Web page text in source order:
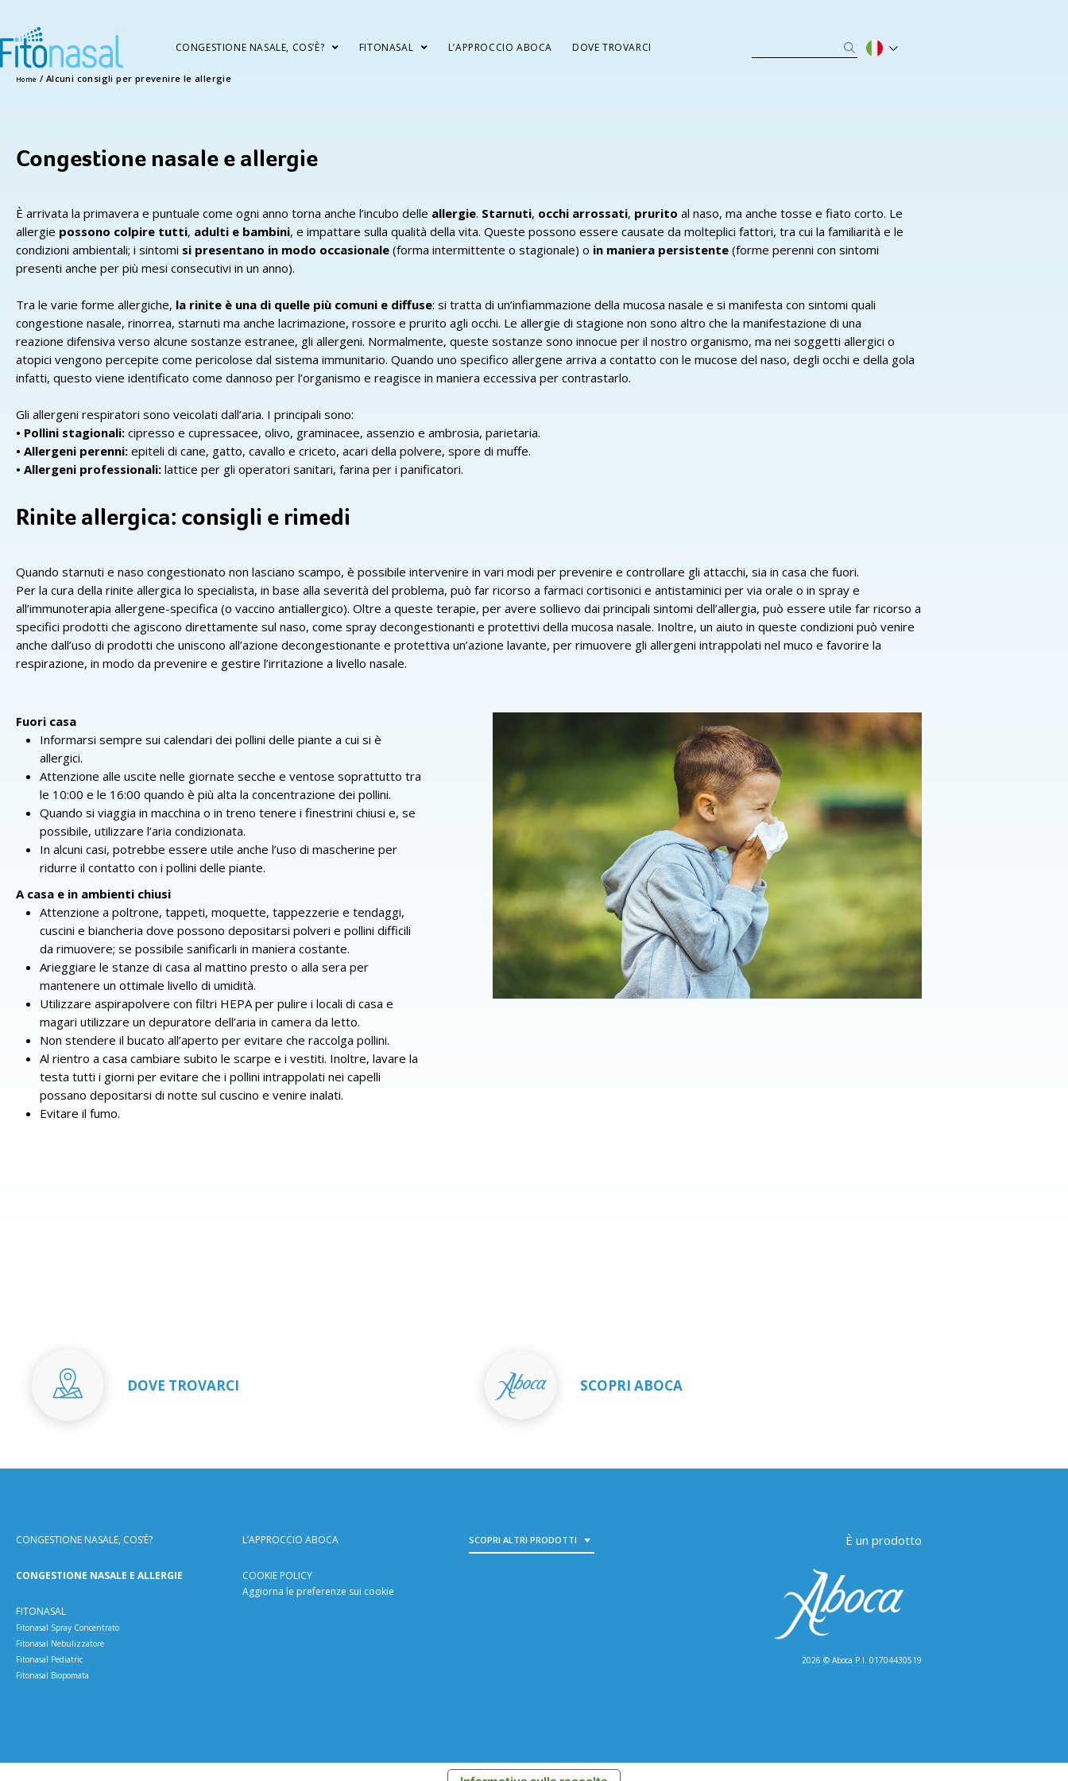
CONGESTIONE NASALE, COS’È?
CONGESTIONE NASALE E ALLERGIE
FITONASAL L’APPROCCIO ABOCA DOVE TROVARCI
CONGESTIONE NASALE, COS’È?
L’APPROCCIO ABOCA
Home / Alcuni consigli per prevenire le allergie
Congestione nasale e allergie
È arrivata la primavera e puntuale come ogni anno torna anche l’incubo delle allergie. Starnuti, occhi arrossati, prurito al naso, ma anche tosse e fiato corto. Le
allergie possono colpire tutti, adulti e bambini, e impattare sulla qualità della vita. Queste possono essere causate da molteplici fattori, tra cui la familiarità e le
condizioni ambientali; i sintomi si presentano in modo occasionale (forma intermittente o stagionale) o in maniera persistente (forme perenni con sintomi
presenti anche per più mesi consecutivi in un anno).
Tra le varie forme allergiche, la rinite è una di quelle più comuni e diffuse: si tratta di un’infiammazione della mucosa nasale e si manifesta con sintomi quali
congestione nasale, rinorrea, starnuti ma anche lacrimazione, rossore e prurito agli occhi. Le allergie di stagione non sono altro che la manifestazione di una
reazione difensiva verso alcune sostanze estranee, gli allergeni. Normalmente, queste sostanze sono innocue per il nostro organismo, ma nei soggetti allergici o
atopici vengono percepite come pericolose dal sistema immunitario. Quando uno specifico allergene arriva a contatto con le mucose del naso, degli occhi e della gola
infatti, questo viene identificato come dannoso per l’organismo e reagisce in maniera eccessiva per contrastarlo.
Gli allergeni respiratori sono veicolati dall’aria. I principali sono:
• Pollini stagionali: cipresso e cupressacee, olivo, graminacee, assenzio e ambrosia, parietaria.
• Allergeni perenni: epiteli di cane, gatto, cavallo e criceto, acari della polvere, spore di muffe.
• Allergeni professionali: lattice per gli operatori sanitari, farina per i panificatori.
Rinite allergica: consigli e rimedi
Quando starnuti e naso congestionato non lasciano scampo, è possibile intervenire in vari modi per prevenire e controllare gli attacchi, sia in casa che fuori.
Per la cura della rinite allergica lo specialista, in base alla severità del problema, può far ricorso a farmaci cortisonici e antistaminici per via orale o in spray e
all’immunoterapia allergene-specifica (o vaccino antiallergico). Oltre a queste terapie, per avere sollievo dai principali sintomi dell’allergia, può essere utile far ricorso a
specifici prodotti che agiscono direttamente sul naso, come spray decongestionanti e protettivi della mucosa nasale. Inoltre, un aiuto in queste condizioni può venire
anche dall’uso di prodotti che uniscono all’azione decongestionante e protettiva un’azione lavante, per rimuovere gli allergeni intrappolati nel muco e favorire la
respirazione, in modo da prevenire e gestire l’irritazione a livello nasale.
Fuori casa
Informarsi sempre sui calendari dei pollini delle piante a cui si è
allergici.
Attenzione alle uscite nelle giornate secche e ventose soprattutto tra
le 10:00 e le 16:00 quando è più alta la concentrazione dei pollini.
Quando si viaggia in macchina o in treno tenere i finestrini chiusi e, se
possibile, utilizzare l’aria condizionata.
In alcuni casi, potrebbe essere utile anche l’uso di mascherine per
ridurre il contatto con i pollini delle piante.
A casa e in ambienti chiusi
Attenzione a poltrone, tappeti, moquette, tappezzerie e tendaggi,
cuscini e biancheria dove possono depositarsi polveri e pollini difficili
da rimuovere; se possibile sanificarli in maniera costante.
Arieggiare le stanze di casa al mattino presto o alla sera per
mantenere un ottimale livello di umidità.
Utilizzare aspirapolvere con filtri HEPA per pulire i locali di casa e
magari utilizzare un depuratore dell’aria in camera da letto.
Non stendere il bucato all’aperto per evitare che raccolga pollini.
Al rientro a casa cambiare subito le scarpe e i vestiti. Inoltre, lavare la
testa tutti i giorni per evitare che i pollini intrappolati nei capelli
possano depositarsi di notte sul cuscino e venire inalati.
Evitare il fumo.
DOVE TROVARCI SCOPRI ABOCA
CONGESTIONE NASALE, COS’È?
CONGESTIONE NASALE E ALLERGIE
FITONASAL
Fitonasal Spray Concentrato
Fitonasal Nebulizzatore
Fitonasal Pediatric
Fitonasal Biopomata
L’APPROCCIO ABOCA
L’APPROCCIO ABOCA
COOKIE POLICY
Aggiorna le preferenze sui cookie
SCOPRI ALTRI PRODOTTI
TOGGLE DROPDOWN
È un prodotto
2026 © Aboca P.I. 01704430519